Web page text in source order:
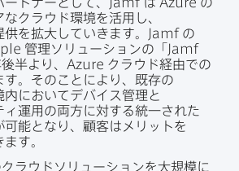
クラウド環境を​活用し、​
を​拡大していきます。
Jamf の​
管理ソリューションの​「 Jamf
半より、 Azure クラウド経由での​
。​そのことに​より、​既存の​
に​おいて​デバイス管理と​
ィ運用の​両方に​対する​統一された​
可能と​なり、​顧客は​メリットを​
す。
クラウドソリューションを​大規模に​